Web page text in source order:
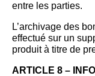
entre les parties.
L’archivage des
effectué sur un
produit à titre de
ARTICLE 8 –